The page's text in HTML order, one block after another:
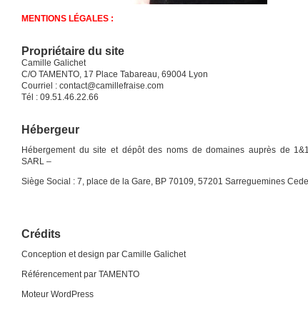
MENTIONS LÉGALES :
Propriétaire du site
Camille Galichet
C/O TAMENTO, 17 Place Tabareau, 69004 Lyon
Courriel : contact@camillefraise.com
Tél : 09.51.46.22.66
Hébergeur
Hébergement du site et dépôt des noms de domaines auprès de
SARL –
Siège Social : 7, place de la Gare, BP 70109, 57201 Sarreguemines
Crédits
Conception et design par Camille Galichet
Référencement par TAMENTO
Moteur WordPress